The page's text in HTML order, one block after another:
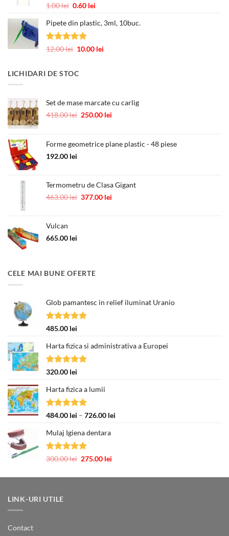
245.00 lei
Evaluat la
1.00lei Prețul
a
fost:
0.60 lei
este:
Pipete din plastic, 3ml, 10buc.
Evaluat la
12.00lei Prețul
fost:
10.00 lei
LICHIDARI DE STOC
Set de mase marcate cu carlig
418.00lei Prețul
fost:
250.00 lei
250.00 lei.
Forme geometrice plane plastic - 48 piese
192.00 lei
Termometru de Clasa Gigant
463.00lei Prețul
377.00 lei
Vulcan
665.00 lei
CELE MAI BUNE OFERTE
Glob pamantesc in relief iluminat Uranio
Evaluat la
485.00 lei
Harta fizica si administrativa a Europei
Evaluat la
320.00 lei
Harta fizica a lumii
Evaluat la
484.00 lei – 726.00 lei
Mulaj Igiena dentara
Evaluat la
300.00lei Prețul
a
275.00 lei
este:
LINK-URI UTILE
Contact